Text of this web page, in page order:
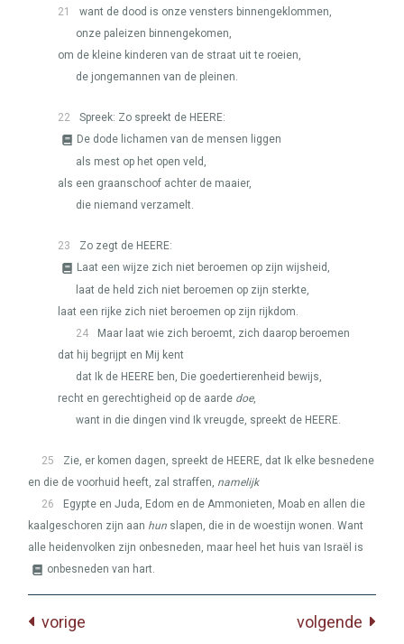
21
want de dood is onze vensters binnengeklommen,
onze paleizen binnengekomen,
om de kleine kinderen van de straat uit te roeien,
de jongemannen van de pleinen.
22 Spreek: Zo spreekt de HEERE:
De dode lichamen van de mensen liggen
als mest op het open veld,
als een graanschoof achter de maaier,
die niemand verzamelt.
23 Zo zegt de HEERE:
Laat een wijze zich niet beroemen op zijn wijsheid,
laat de held zich niet beroemen op zijn sterkte,
laat een rijke zich niet beroemen op zijn rijkdom.
24
Maar laat wie zich beroemt, zich daarop beroemen
dat hij begrijpt en Mij kent
dat Ik de HEERE ben, Die goedertierenheid bewijs,
recht en gerechtigheid op de aarde doe,
want in die dingen vind Ik vreugde, spreekt de HEERE.
25 Zie, er komen dagen, spreekt de HEERE, dat Ik elke besnedene
en die de voorhuid heeft, zal straffen, namelijk
26
Egypte en Juda, Edom en de Ammonieten, Moab en allen die
kaalgeschoren zijn aan hun slapen, die in de woestijn wonen. Want
alle heidenvolken zijn onbesneden, maar heel het huis van Israël is
onbesneden van hart.
vorige volgende